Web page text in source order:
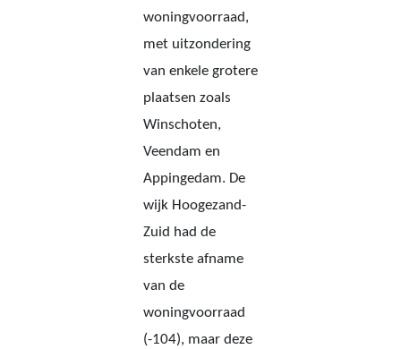
woningvoorraad,
met uitzondering
van enkele grotere
plaatsen zoals
Winschoten,
Veendam en
Appingedam. De
wijk Hoogezand-
Zuid had de
sterkste afname
van de
woningvoorraad
(-104), maar deze